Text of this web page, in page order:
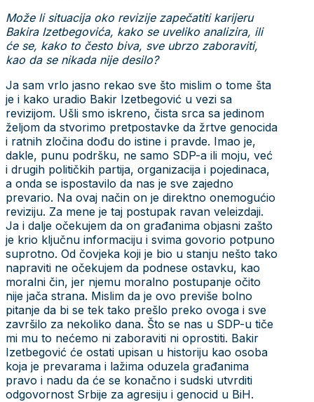
Može li situacija oko revizije zapečatiti karijeru
Bakira Izetbegovića, kako se uveliko analizira, ili
će se, kako to često biva, sve ubrzo zaboraviti,
kao da se nikada nije desilo?
Ja sam vrlo jasno rekao sve što mislim o tome šta
je i kako uradio Bakir Izetbegović u vezi sa
revizijom. Ušli smo iskreno, čista srca sa jedinom
željom da stvorimo pretpostavke da žrtve genocida
i ratnih zločina dođu do istine i pravde. Imao je,
dakle, punu podršku, ne samo SDP-a ili moju, već
i drugih političkih partija, organizacija i pojedinaca,
a onda se ispostavilo da nas je sve zajedno
prevario. Na ovaj način on je direktno onemogućio
reviziju. Za mene je taj postupak ravan veleizdaji.
Ja i dalje očekujem da on građanima objasni zašto
je krio ključnu informaciju i svima govorio potpuno
suprotno. Od čovjeka koji je bio u stanju nešto tako
napraviti ne očekujem da podnese ostavku, kao
moralni čin, jer njemu moralno postupanje očito
nije jača strana. Mislim da je ovo previše bolno
pitanje da bi se tek tako prešlo preko ovoga i sve
završilo za nekoliko dana. Što se nas u SDP-u tiče
mi mu to nećemo ni zaboraviti ni oprostiti. Bakir
Izetbegović će ostati upisan u historiju kao osoba
koja je prevarama i lažima oduzela građanima
pravo i nadu da će se konačno i sudski utvrditi
odgovornost Srbije za agresiju i genocid u BiH.